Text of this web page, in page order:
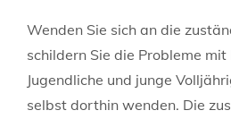
Wenden Sie sich an die
schildern Sie die Probleme mit
Jugendliche und junge
selbst dorthin wenden. Die